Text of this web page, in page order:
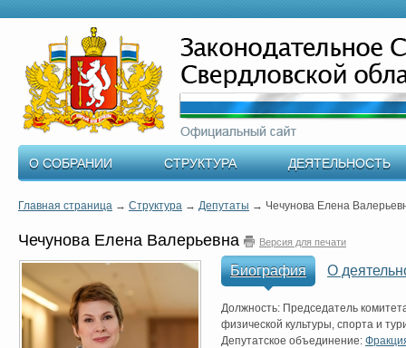
О СОБРАНИИ СТРУКТУРА ДЕЯТЕЛЬНОСТЬ
Главная страница → Структура → Депутаты → Чечунова Елена
Чечунова Елена Валерьевна Версия для печати
Биография О
Должность: Председатель
физической культуры, спорта и
Депутатское объединение: